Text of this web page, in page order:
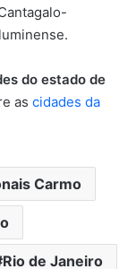
do estado de
as cidades da
Carmo
Rio de Janeiro